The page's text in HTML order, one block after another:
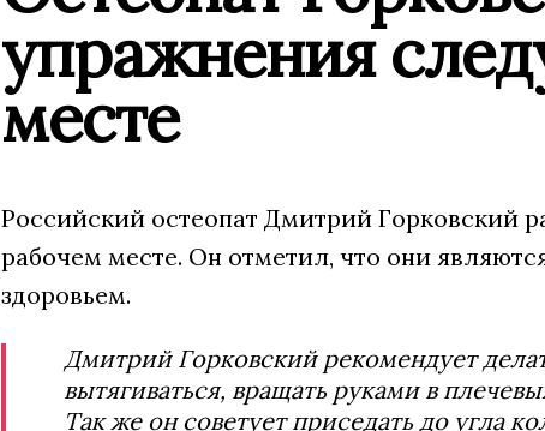
упражнения
месте
Российский остеопат Дмитрий Горковский
рабочем месте. Он отметил, что они
здоровьем.
Дмитрий Горковский рекомендует
вытягиваться, вращать руками в
Так же он советует приседать до угла